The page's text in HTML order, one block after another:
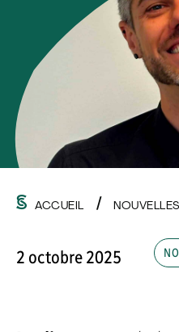
ACCUEIL NOUVELLES
2 octobre 2025